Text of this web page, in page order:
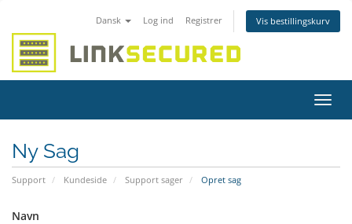
Dansk Log ind Registrer Vis bestillingskurv
Skift
Ny Sag
Support Kundeside Support sager Opret sag
Navn